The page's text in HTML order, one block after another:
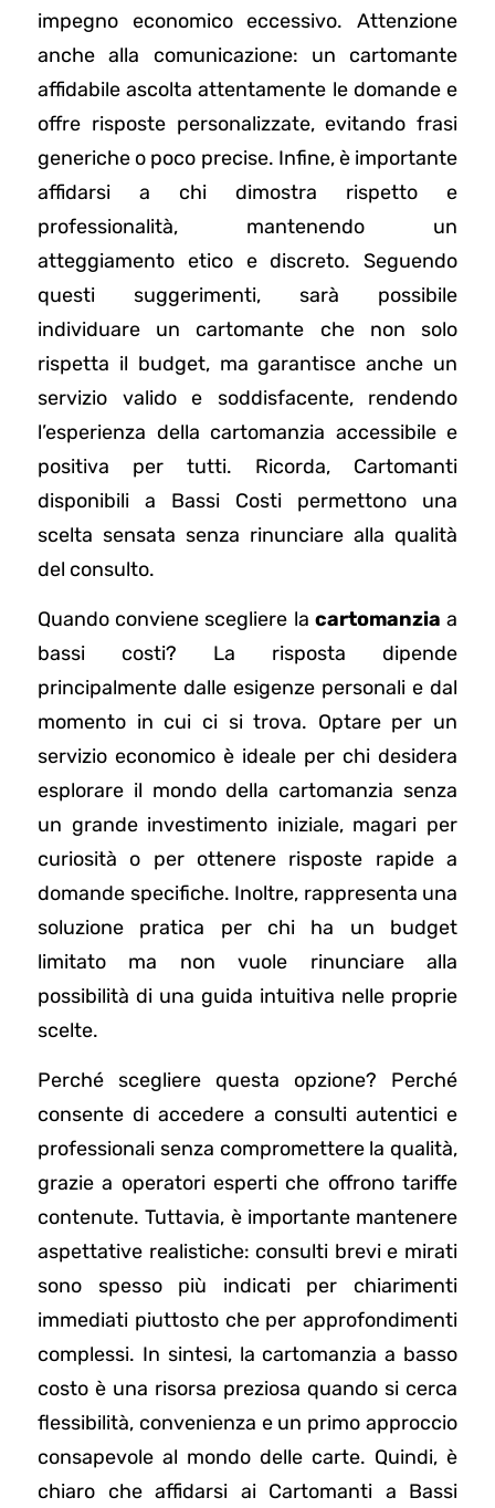
impegno economico eccessivo. Attenzione
anche alla comunicazione: un cartomante
affidabile ascolta attentamente le domande e
offre risposte personalizzate, evitando frasi
generiche o poco precise. Infine, è importante
affidarsi a chi dimostra rispetto e
professionalità, mantenendo un
atteggiamento etico e discreto. Seguendo
questi suggerimenti, sarà possibile
individuare un cartomante che non solo
rispetta il budget, ma garantisce anche un
servizio valido e soddisfacente, rendendo
l’esperienza della cartomanzia accessibile e
positiva per tutti. Ricorda, Cartomanti
disponibili a Bassi Costi permettono una
scelta sensata senza rinunciare alla qualità
del consulto.
Quando conviene scegliere la cartomanziaa
bassi costi? La risposta dipende
principalmente dalle esigenze personali e dal
momento in cui ci si trova. Optare per un
servizio economico è ideale per chi desidera
esplorare il mondo della cartomanzia senza
un grande investimento iniziale, magari per
curiosità o per ottenere risposte rapide a
domande specifiche. Inoltre, rappresenta una
soluzione pratica per chi ha un budget
limitato ma non vuole rinunciare alla
possibilità di una guida intuitiva nelle proprie
scelte.
Perché scegliere questa opzione? Perché
consente di accedere a consulti autentici e
professionali senza compromettere la qualità,
grazie a operatori esperti che offrono tariffe
contenute. Tuttavia, è importante mantenere
aspettative realistiche: consulti brevi e mirati
sono spesso più indicati per chiarimenti
immediati piuttosto che per approfondimenti
complessi. In sintesi, la cartomanzia a basso
costo è una risorsa preziosa quando si cerca
flessibilità, convenienza e un primo approccio
consapevole al mondo delle carte. Quindi, è
chiaro che affidarsi ai Cartomanti a Bassi